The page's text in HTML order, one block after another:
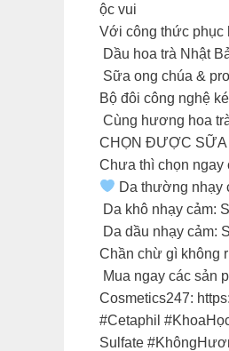
ộc vui ​
Với công thức phục
Dầu hoa trà Nhật
Sữa ong chúa &
Bộ đôi công nghệ
Cùng hương hoa
CHỌN ĐƯỢC
Chưa thì chọn ngay
Da thường nhạy
Da khô nhạy cảm:
Da dầu nhạy cảm:
Chần chừ gì không
Mua ngay các sản
Cosmetics247:
#Cetaphil
Sulfate